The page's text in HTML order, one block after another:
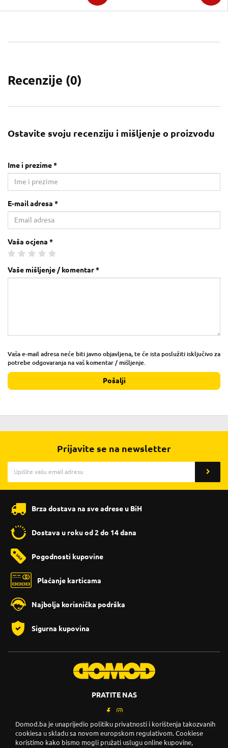
Recenzije (0)
Ostavite svoju recenziju i mišljenje o proizvodu
Ime i prezime *
E-mail adresa *
Vaša ocjena *
Vaše mišljenje / komentar *
Vaša e-mail adresa neće biti javno objavljena, te će ista poslužiti isključivo za
potrebe odgovaranja na vaš komentar / mišljenje.
Pošalji
Prijavite se na newsletter
Brza dostava na sve adrese u BiH
Dostava u roku od 2 do 14 dana
Pogodnosti kupovine
Plaćanje karticama
Najbolja korisnička podrška
Sigurna kupovina
PRATITE NAS
Copyright © 2026. DOMOD.
Domod.ba je unaprijedio politiku privatnosti i korištenja takozvanih
cookiesa u skladu sa novom europskom regulativom. Cookiese
koristimo kako bismo mogli pružati uslugu online kupovine,